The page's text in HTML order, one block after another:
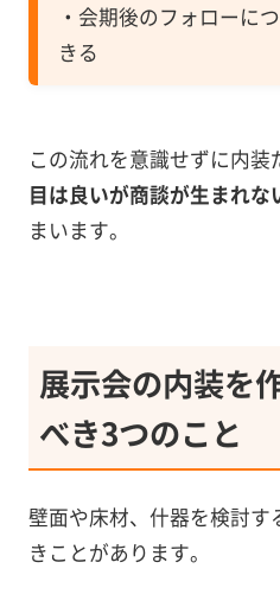
・会期後のフォローに
きる
この流れを意識せずに内装
目は良いが商談が生まれな
まいます。
展示会の内装を
べき3つのこと
壁面や床材、什器を検討す
きことがあります。